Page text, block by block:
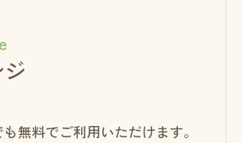
無料でご利用いただけます。